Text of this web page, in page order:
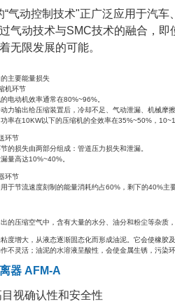
“气动控制技术"正广泛应用于汽
气动技术与SMC技术的融合，
无限发展的可能。
主要能量损失
机环节
电动机效率通常在80%~96%。
力输出给压缩装置后，冷却不足、气动泄漏、机械摩
率在10KW以下的压缩机的全效率在35%~50%，
环节
的损失由两部分组成：管道压力损失和泄漏。
量高达10%~40%。
环节
于节流速度刻制的能量消耗约占60%，剩下的40%主
的压缩空气中，含有大量的水分、油分和粉尘等杂质
度增大，从液态逐渐固态化而形成油泥。它会使橡胶
不灵活；油泥的水溶液呈酸性，会使金属生锈，污染环
器 AFM-A
视确认性和安全性